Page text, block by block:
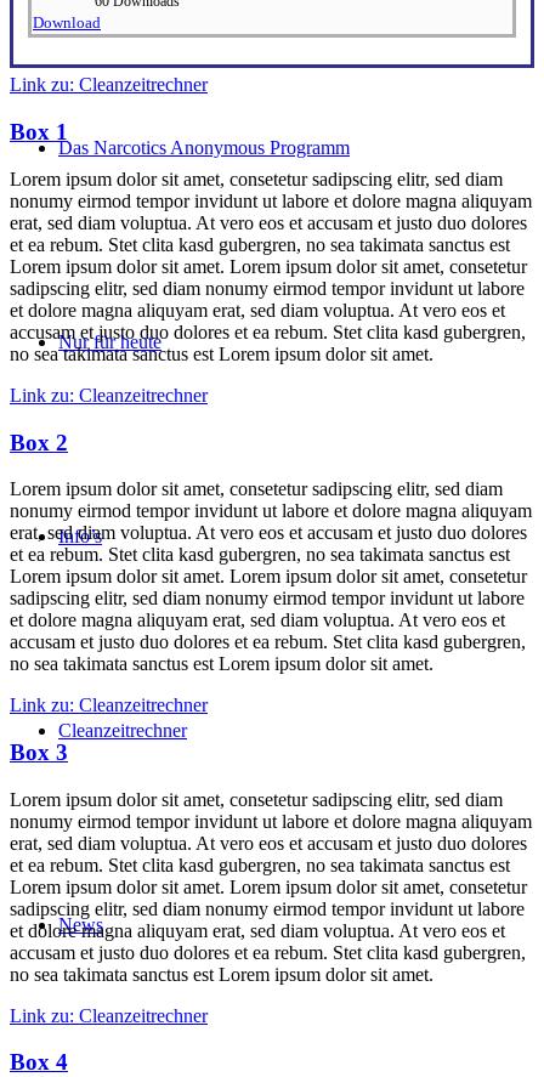
Das Narcotics Anonymous Programm
Nur für heute
Info’s
Cleanzeitrechner
News
Download
Link zu: Cleanzeitrechner
Box 1
Lorem ipsum dolor sit amet, consetetur sadipscing elitr, sed diam
nonumy eirmod tempor invidunt ut labore et dolore magna aliquyam
erat, sed diam voluptua. At vero eos et accusam et justo duo dolores
et ea rebum. Stet clita kasd gubergren, no sea takimata sanctus est
Lorem ipsum dolor sit amet. Lorem ipsum dolor sit amet, consetetur
sadipscing elitr, sed diam nonumy eirmod tempor invidunt ut labore
et dolore magna aliquyam erat, sed diam voluptua. At vero eos et
accusam et justo duo dolores et ea rebum. Stet clita kasd gubergren,
no sea takimata sanctus est Lorem ipsum dolor sit amet.
Link zu: Cleanzeitrechner
Box 2
Lorem ipsum dolor sit amet, consetetur sadipscing elitr, sed diam
nonumy eirmod tempor invidunt ut labore et dolore magna aliquyam
erat, sed diam voluptua. At vero eos et accusam et justo duo dolores
et ea rebum. Stet clita kasd gubergren, no sea takimata sanctus est
Lorem ipsum dolor sit amet. Lorem ipsum dolor sit amet, consetetur
sadipscing elitr, sed diam nonumy eirmod tempor invidunt ut labore
et dolore magna aliquyam erat, sed diam voluptua. At vero eos et
accusam et justo duo dolores et ea rebum. Stet clita kasd gubergren,
no sea takimata sanctus est Lorem ipsum dolor sit amet.
Link zu: Cleanzeitrechner
Box 3
Lorem ipsum dolor sit amet, consetetur sadipscing elitr, sed diam
nonumy eirmod tempor invidunt ut labore et dolore magna aliquyam
erat, sed diam voluptua. At vero eos et accusam et justo duo dolores
et ea rebum. Stet clita kasd gubergren, no sea takimata sanctus est
Lorem ipsum dolor sit amet. Lorem ipsum dolor sit amet, consetetur
sadipscing elitr, sed diam nonumy eirmod tempor invidunt ut labore
et dolore magna aliquyam erat, sed diam voluptua. At vero eos et
accusam et justo duo dolores et ea rebum. Stet clita kasd gubergren,
no sea takimata sanctus est Lorem ipsum dolor sit amet.
Link zu: Cleanzeitrechner
Box 4